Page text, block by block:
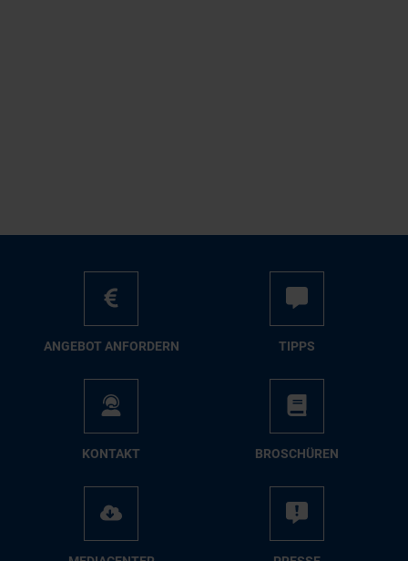
AN­GE­BOT AN­FOR­DERN TIPPS
KON­TAKT BRO­SCHÜ­REN